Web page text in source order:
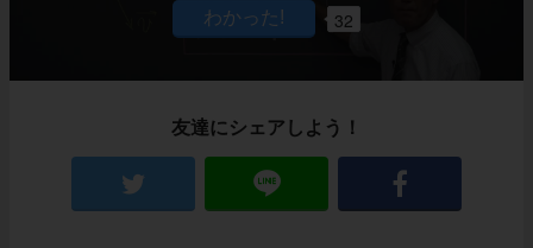
32
友達にシェアしよう！